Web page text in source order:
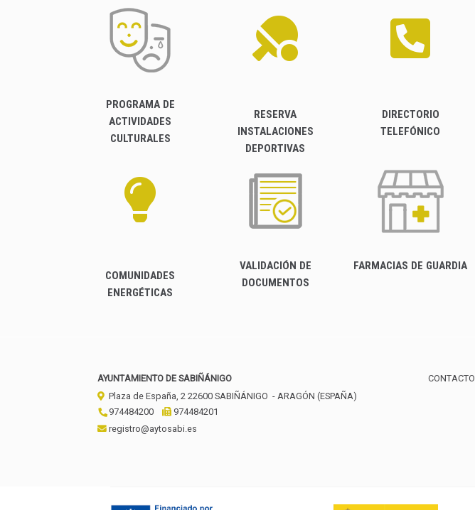
PROGRAMA DE
ACTIVIDADES
CULTURALES
RESERVA
INSTALACIONES
DEPORTIVAS
DIRECTORIO
TELEFÓNICO
COMUNIDADES
ENERGÉTICAS
VALIDACIÓN DE
DOCUMENTOS
FARMACIAS DE GUARDIA
AYUNTAMIENTO DE SABIÑÁNIGO
Plaza de España, 2 22600 SABIÑÁNIGO - ARAGÓN (ESPAÑA)
974484200
974484201
registro@aytosabi.es
CONTACTO